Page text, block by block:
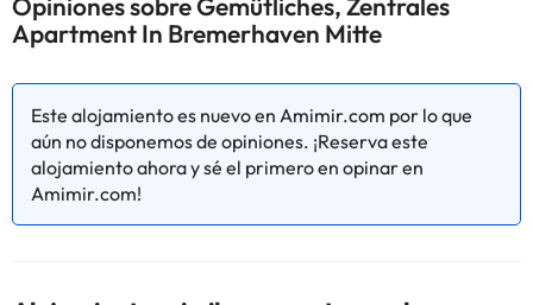
alojamiento hay puntos de interés como Museo Klimahaus de
Bremerhaven, Havenwelten y Zona peatonal de Bremerhaven.
En este alojamiento no se pueden celebrar despedidas de soltero
o soltera ni fiestas similares. Gestionado por un particular
Algunos de los servicios detallados pueden ser de pago. Puedes
consultar sus tarifas directamente en el establecimiento. Toda la
información de esta ficha está sujeta a cambios por parte del
Apartment In Bremerhaven Mitte
Este alojamiento es nuevo en Amimir.com por lo que
aún no disponemos de opiniones. ¡Reserva este
alojamiento ahora y sé el primero en opinar en
Amimir.com!